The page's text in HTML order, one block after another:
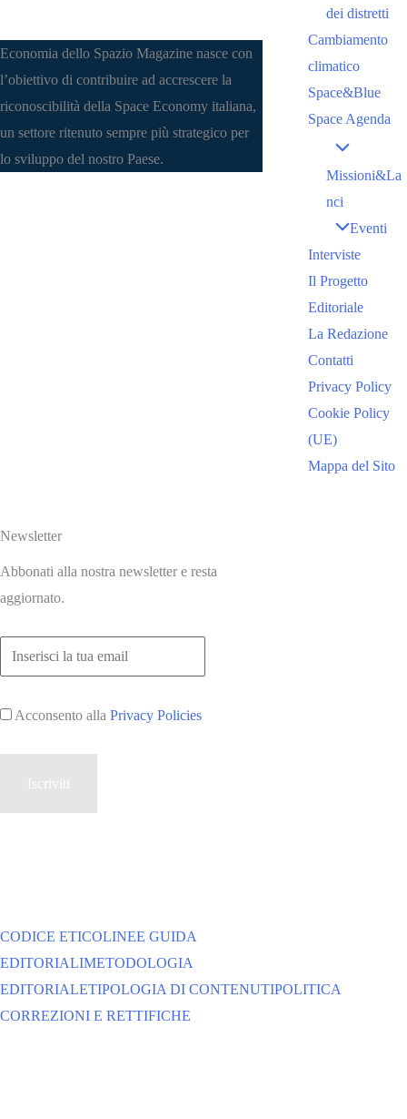
Economia dello Spazio Magazine nasce con
l’obiettivo di contribuire ad accrescere la
riconoscibilità della Space Economy italiana,
un settore ritenuto sempre più strategico per
lo sviluppo del nostro Paese.
dei distretti
Cambiamento
climatico
Space&Blue
Space Agenda
Missioni&La
nci
Eventi
Interviste
Il Progetto
Editoriale
La Redazione
Contatti
Privacy Policy
Cookie Policy
(UE)
Mappa del Sito
Newsletter
Abbonati alla nostra newsletter e resta
aggiornato.
Acconsento alla Privacy Policies
CODICE ETICOLINEE GUIDA
EDITORIALIMETODOLOGIA
EDITORIALETIPOLOGIA DI CONTENUTIPOLITICA
CORREZIONI E RETTIFICHE